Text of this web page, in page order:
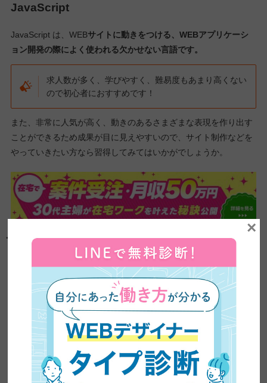
JavaScript
JavaScript は、WEBサイトに動きをつける、WEBアプリケーシ
ョン開発の際によく使われる欠かせない言語です。
求人数が多く、学びやすく、難易度もあまり高くない
ので初心者におすすめです！
また、非常に人気が高く、動きのあるさまざまな表現を作り出す
ことができるため成果が目に見えやすいので、サイト制作などを
やっていきたい方なら習得してみてはいかがでしょうか。
プログラミング言語が身に付く勉強方法3選
×